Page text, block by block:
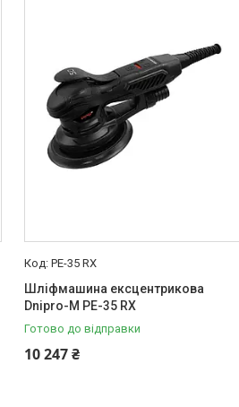
PE-35 RX
Шліфмашина ексцентрикова
Dnipro-M PE-35 RX
Готово до відправки
10 247 ₴